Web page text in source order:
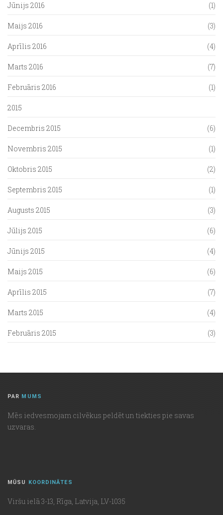
Jūnijs 2016 (1)
Maijs 2016 (3)
Aprīlis 2016 (4)
Marts 2016 (7)
Februāris 2016 (1)
2015
Decembris 2015 (6)
Novembris 2015 (1)
Oktobris 2015 (2)
Septembris 2015 (1)
Augusts 2015 (3)
Jūlijs 2015 (6)
Jūnijs 2015 (4)
Maijs 2015 (6)
Aprīlis 2015 (7)
Marts 2015 (4)
Februāris 2015 (3)
PAR MUMS
Mēs iedvesmojam cilvēkus peldēt un tiekties pie savas
uzvaras.
MŪSU KOORDINĀTES
Viršu ielā 3-13, Rīga, Latvija, LV-1035